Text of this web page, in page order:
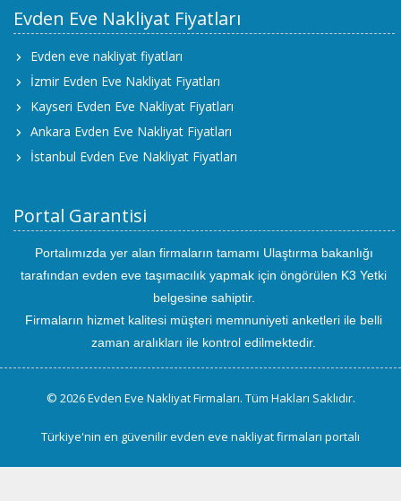
Evden Eve Nakliyat Fiyatları
Evden eve nakliyat fiyatları
İzmir Evden Eve Nakliyat Fiyatları
Kayseri Evden Eve Nakliyat Fiyatları
Ankara Evden Eve Nakliyat Fiyatları
İstanbul Evden Eve Nakliyat Fiyatları
Portal Garantisi
Portalımızda yer alan firmaların tamamı Ulaştırma bakanlığı
tarafından evden eve taşımacılık yapmak için öngörülen K3 Yetki
belgesine sahiptir.
Firmaların hizmet kalitesi müşteri memnuniyeti anketleri ile belli
zaman aralıkları ile kontrol edilmektedir.
© 2026 Evden Eve Nakliyat Firmaları. Tüm Hakları Saklıdır.
Türkiye'nin en güvenilir evden eve nakliyat firmaları portalı